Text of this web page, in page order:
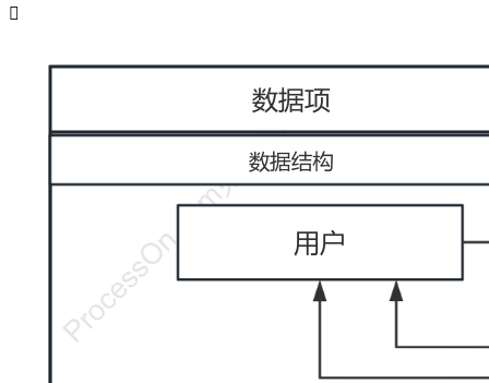
